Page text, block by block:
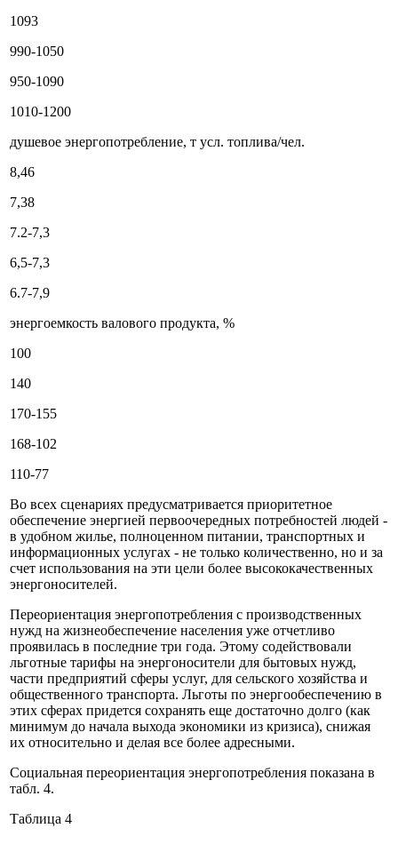
1093
990-1050
950-1090
1010-1200
душевое энергопотребление, т усл. топлива/чел.
8,46
7,38
7.2-7,3
6,5-7,3
6.7-7,9
энергоемкость валового продукта, %
100
140
170-155
168-102
110-77
Во всех сценариях предусматривается приоритетное
обеспечение энергией первоочередных потребностей людей -
в удобном жилье, полноценном питании, транспортных и
информационных услугах - не только количественно, но и за
счет использования на эти цели более высококачественных
энергоносителей.
Переориентация энергопотребления с производственных
нужд на жизнеобеспечение населения уже отчетливо
проявилась в последние три года. Этому содействовали
льготные тарифы на энергоносители для бытовых нужд,
части предприятий сферы услуг, для сельского хозяйства и
общественного транспорта. Льготы по энергообеспечению в
этих сферах придется сохранять еще достаточно долго (как
минимум до начала выхода экономики из кризиса), снижая
их относительно и делая все более адресными.
Социальная переориентация энергопотребления показана в
табл. 4.
Таблица 4